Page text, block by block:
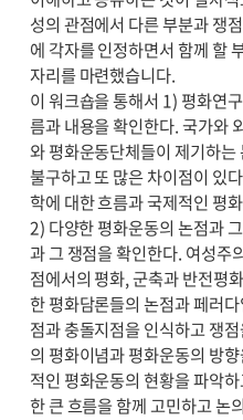
성의 관점에서 다른 부분과 쟁
에 각자를 인정하면서 함께 할
자리를 마련했습니다.
이 워크숍을 통해서 1) 평화연
름과 내용을 확인한다. 국가와
와 평화운동단체들이 제기하
불구하고 또 많은 차이점이 있
학에 대한 흐름과 국제적인 평
2) 다양한 평화운동의 논점과
과 그 쟁점을 확인한다. 여성주
점에서의 평화, 군축과 반전평
한 평화담론들의 논점과 페러
점과 충돌지점을 인식하고 쟁
의 평화이념과 평화운동의 방
적인 평화운동의 현황을 파악
한 큰 흐름을 함께 고민하고 논